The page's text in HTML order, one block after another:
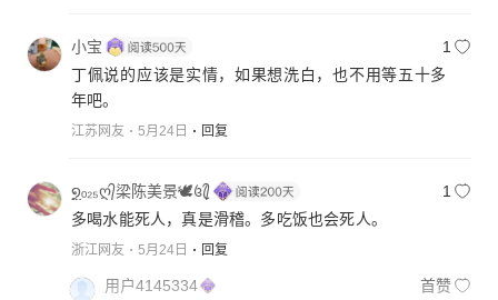
小宝
1
丁佩说的应该是实情，如果想洗白，也不用等五十多
年吧。
江苏网友 5月24日 回复
໑ຼₒ₂₅ღ᭄梁陈美景🕊꧔ꦿ᭄
1
多喝水能死人，真是滑稽。多吃饭也会死人。
浙江网友 5月24日 回复
用户4145334 首赞